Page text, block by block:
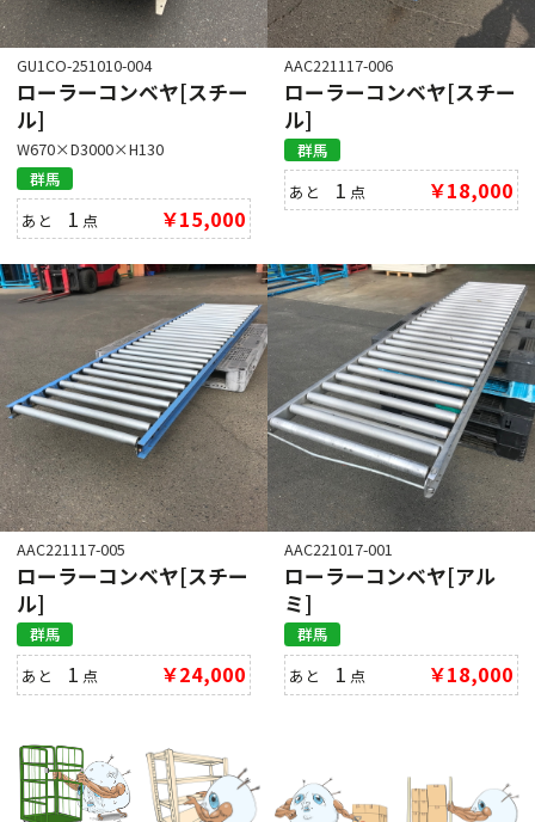
GU1CO-251010-004
ローラーコンベヤ[スチー
ル]
W670×D3000×H130
群馬
あと 1 点 ￥15,000
AAC221117-006
ローラーコンベヤ[スチー
ル]
群馬
あと 1 点 ￥18,000
AAC221117-005
ローラーコンベヤ[スチー
ル]
群馬
あと 1 点 ￥24,000
AAC221017-001
ローラーコンベヤ[アル
ミ]
群馬
あと 1 点 ￥18,000